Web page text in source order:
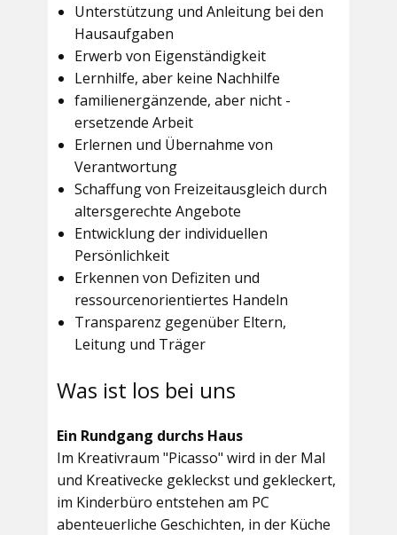
Unterstützung und Anleitung bei den
Hausaufgaben
Erwerb von Eigenständigkeit
Lernhilfe, aber keine Nachhilfe
familienergänzende, aber nicht -
ersetzende Arbeit
Erlernen und Übernahme von
Verantwortung
Schaffung von Freizeitausgleich durch
altersgerechte Angebote
Entwicklung der individuellen
Persönlichkeit
Erkennen von Defiziten und
ressourcenorientiertes Handeln
Transparenz gegenüber Eltern,
Leitung und Träger
Was ist los bei uns
Ein Rundgang durchs Haus
Im Kreativraum "Picasso" wird in der Mal
und Kreativecke gekleckst und gekleckert,
im Kinderbüro entstehen am PC
abenteuerliche Geschichten, in der Küche